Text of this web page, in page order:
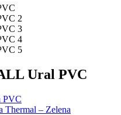
Ural PVC
PVC
– Zelena